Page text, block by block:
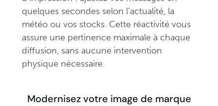
quelques secondes selon l’actualité, la
météo ou vos stocks. Cette réactivité vous
assure une pertinence maximale à chaque
diffusion, sans aucune intervention
physique nécessaire.
Modernisez votre image de marque